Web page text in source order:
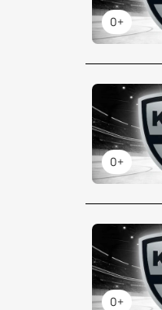
0+
0+
0+